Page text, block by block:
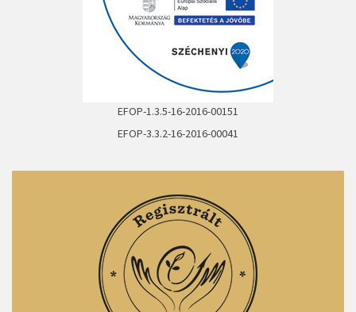
EFOP-1.3.5-16-2016-00151
EFOP-3.3.2-16-2016-00041